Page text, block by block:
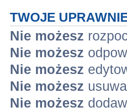
TWOJE
Nie możesz
Nie możesz
Nie możesz
Nie możesz
Nie możesz